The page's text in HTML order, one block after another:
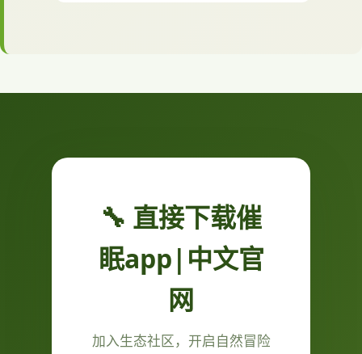
🔧 直接下载催
眠app|中文官
网
加入生态社区，开启自然冒险